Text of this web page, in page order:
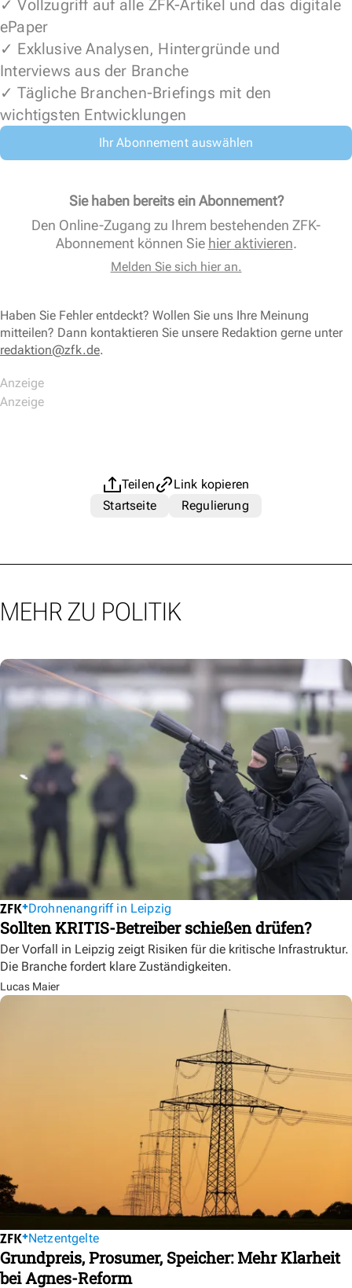
✓ Vollzugriff auf alle ZFK-Artikel und das digitale
ePaper
✓ Exklusive Analysen, Hintergründe und
Interviews aus der Branche
✓ Tägliche Branchen-Briefings mit den
wichtigsten Entwicklungen
Ihr Abonnement auswählen
Sie haben bereits ein Abonnement?
Den Online-Zugang zu Ihrem bestehenden ZFK-
Abonnement können Sie hier aktivieren.
Melden Sie sich hier an.
Haben Sie Fehler entdeckt? Wollen Sie uns Ihre Meinung
mitteilen? Dann kontaktieren Sie unsere Redaktion gerne unter
redaktion@zfk.de.
Teilen
Link kopieren
Startseite
Regulierung
MEHR ZU POLITIK
Drohnenangriff in Leipzig
Sollten KRITIS-Betreiber schießen drüfen?
Der Vorfall in Leipzig zeigt Risiken für die kritische Infrastruktur.
Die Branche fordert klare Zuständigkeiten.
Lucas Maier
Netzentgelte
Grundpreis, Prosumer, Speicher: Mehr Klarheit
bei Agnes-Reform